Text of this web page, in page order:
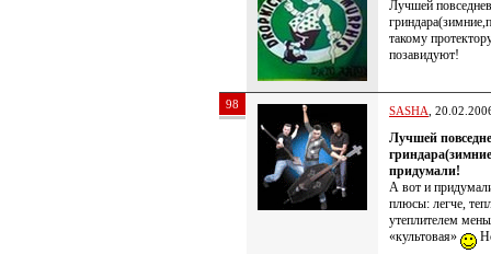
Лучшей
такому
позавидуют!
98 SASHA ,
Лучшей
придумали!
А вот и
плюсы: легче,
утеплителем
«культовая»